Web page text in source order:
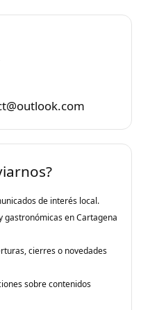
de interés local.
gastronómicas en Cartagena
cierres o novedades
sobre contenidos